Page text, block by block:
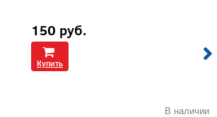
150 руб.
Купить
В наличии